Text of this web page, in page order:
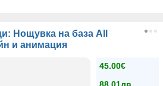
Нощувка на база All
и анимация
45.00€